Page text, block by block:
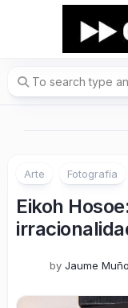
Arte Fotografía
Eikoh
by Jaume